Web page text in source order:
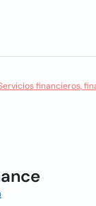
financieros,